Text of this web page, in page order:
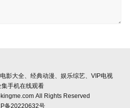
影大全、经典动漫、娱乐综艺、VIP电视
集手机在线观看
All Rights Reserved
备20220632号